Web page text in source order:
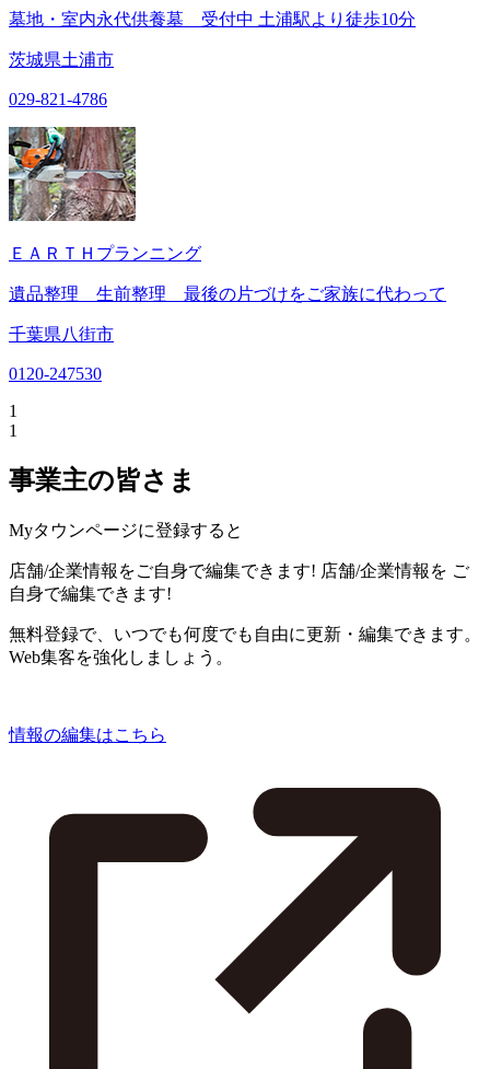
墓地・室内永代供養墓 受付中 土浦駅より徒歩10分
茨城県土浦市
029-821-4786
ＥＡＲＴＨプランニング
遺品整理 生前整理 最後の片づけをご家族に代わって
千葉県八街市
0120-247530
1
1
事業主の皆さま
Myタウンページに登録すると
店舗/企業情報をご自身で編集できます! 店舗/企業情報を ご
自身で編集できます!
無料登録で、いつでも何度でも自由に更新・編集できます。
Web集客を強化しましょう。
情報の編集はこちら